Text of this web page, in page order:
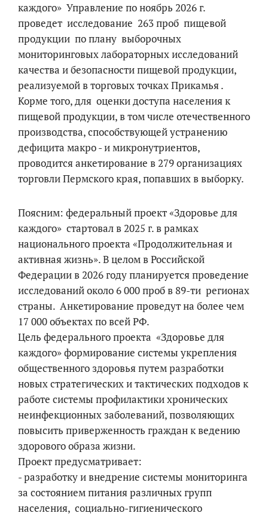
каждого» Управление по ноябрь 2026 г.
проведет исследование 263 проб пищевой
продукции по плану выборочных
мониторинговых лабораторных исследований
качества и безопасности пищевой продукции,
реализуемой в торговых точках Прикамья .
Корме того, для оценки доступа населения к
пищевой продукции, в том числе отечественного
производства, способствующей устранению
дефицита макро - и микронутриентов,
проводится анкетирование в 279 организациях
торговли Пермского края, попавших в выборку.
Поясним: федеральный проект «Здоровье для
каждого» стартовал в 2025 г. в рамках
национального проекта «Продолжительная и
активная жизнь». В целом в Российской
Федерации в 2026 году планируется проведение
исследований около 6 000 проб в 89-ти регионах
страны. Анкетирование проведут на более чем
17 000 объектах по всей РФ.
Цель федерального проекта «Здоровье для
каждого» формирование системы укрепления
общественного здоровья путем разработки
новых стратегических и тактических подходов к
работе системы профилактики хронических
неинфекционных заболеваний, позволяющих
повысить приверженность граждан к ведению
здорового образа жизни.
Проект предусматривает:
- разработку и внедрение системы мониторинга
за состоянием питания различных групп
населения, социально-гигиенического